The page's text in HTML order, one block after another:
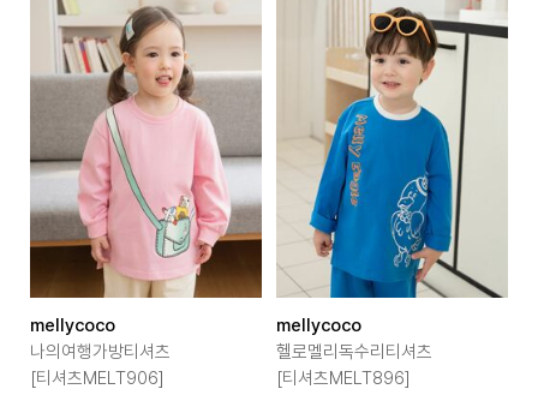
mellycoco
나의여행가방티셔츠
[티셔츠MELT906]
mellycoco
헬로멜리독수리티셔츠
[티셔츠MELT896]